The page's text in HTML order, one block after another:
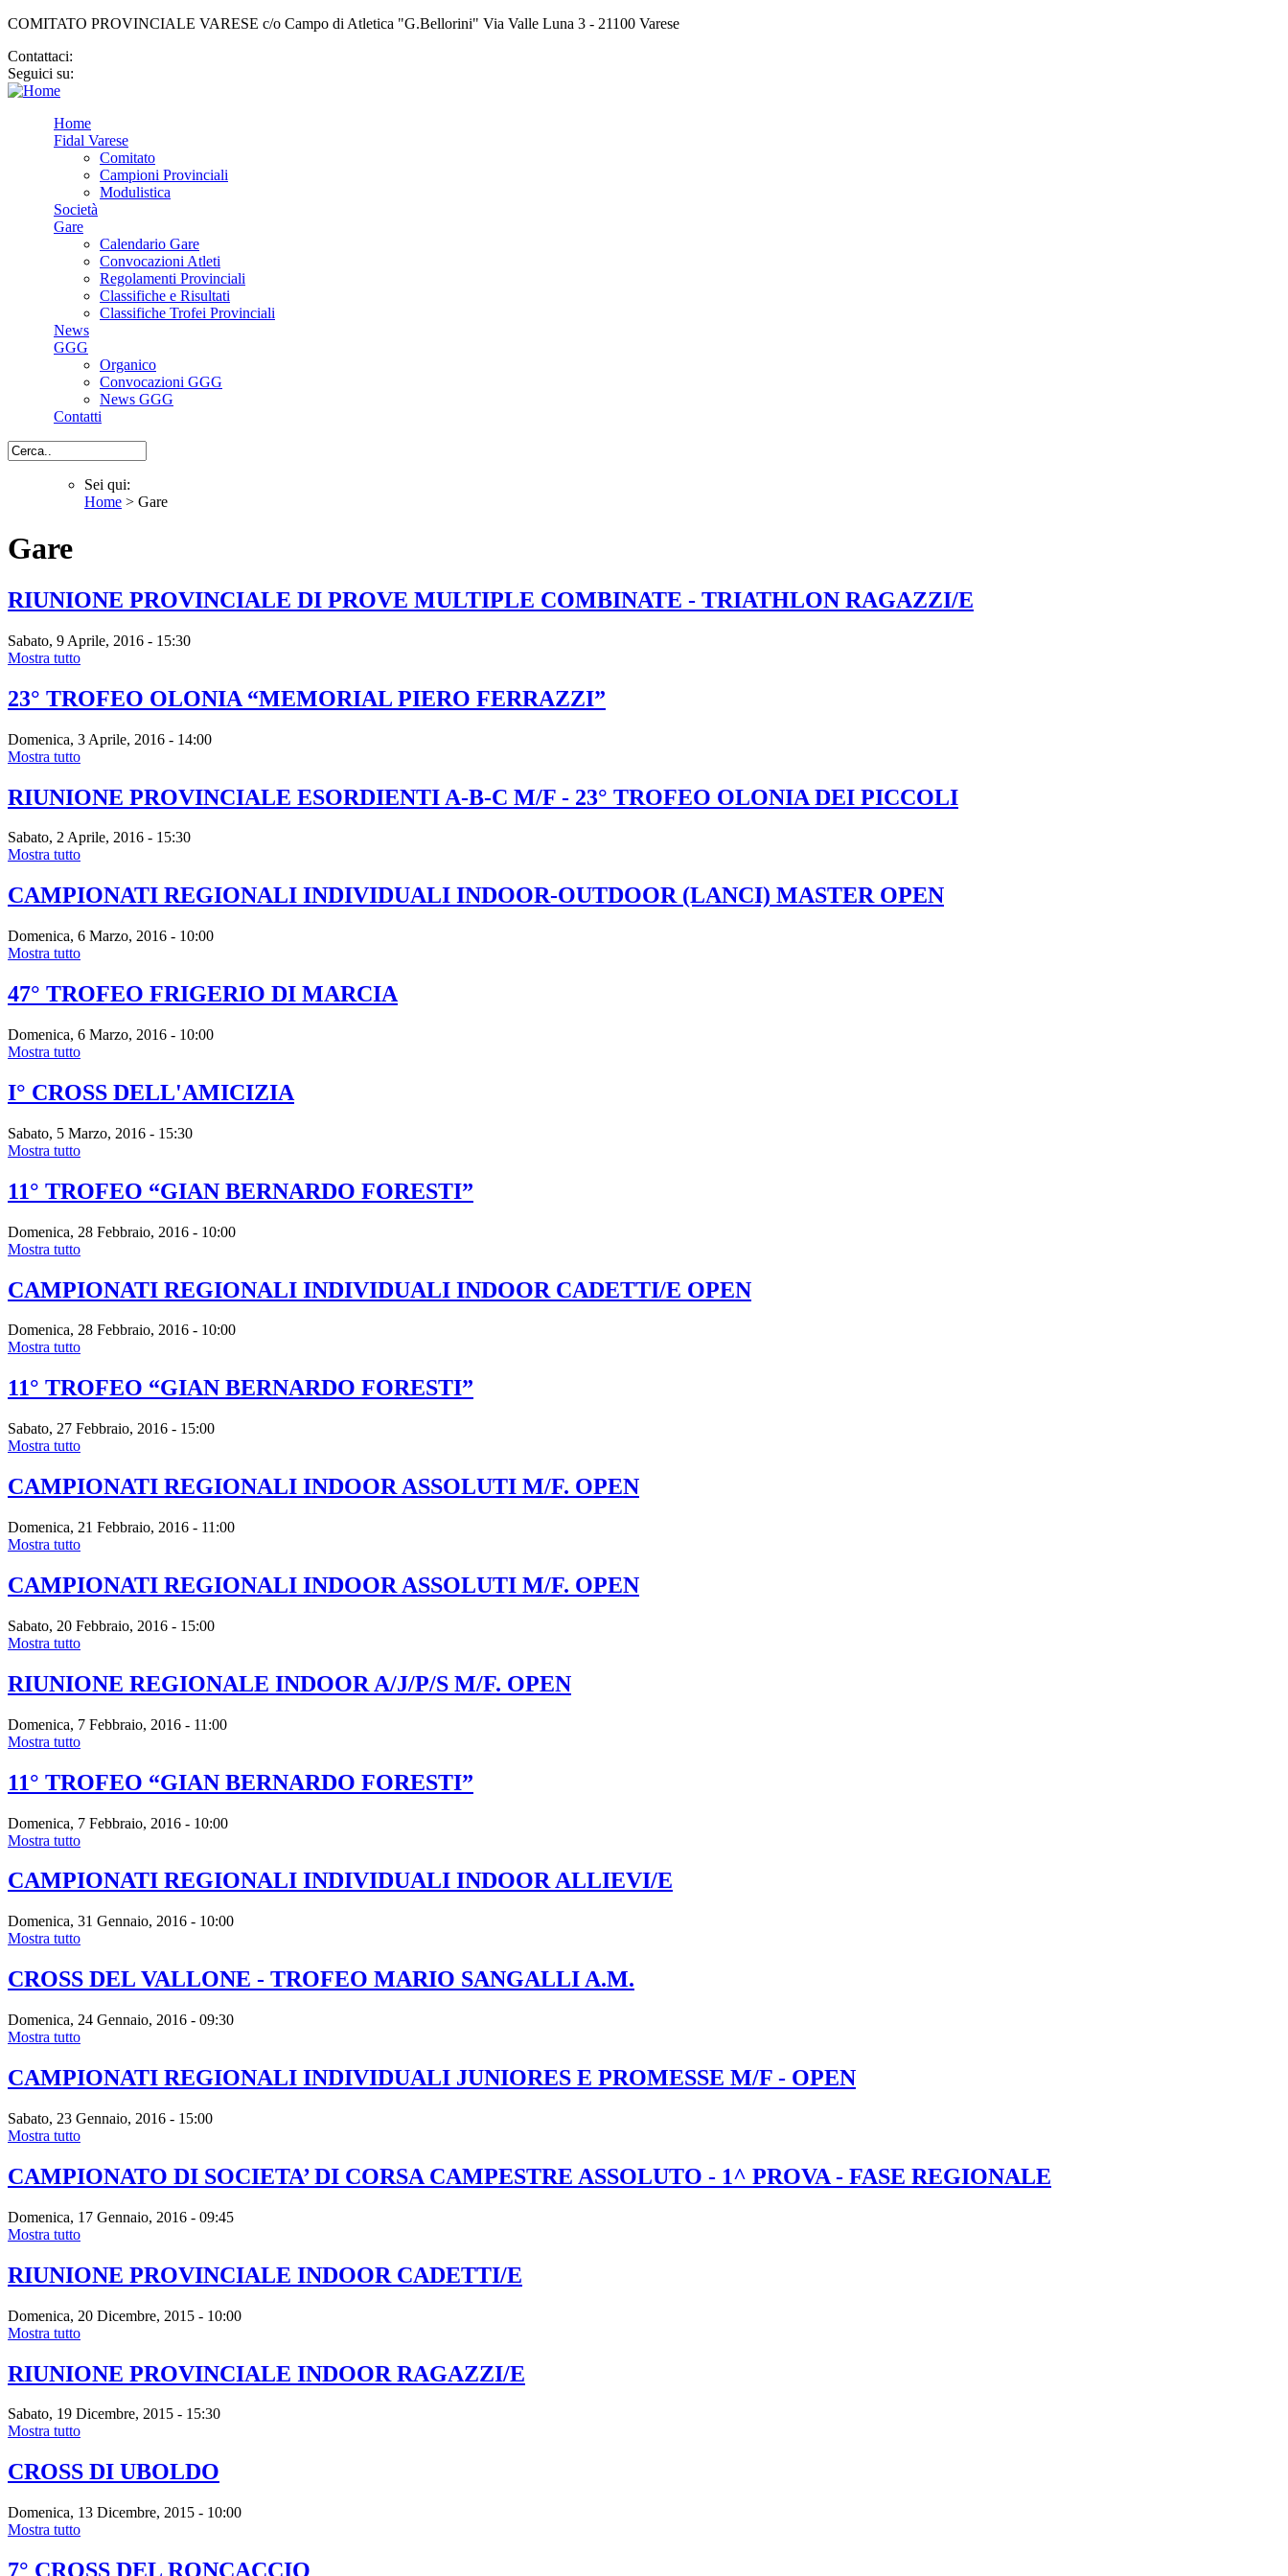
COMITATO PROVINCIALE VARESE c/o Campo di Atletica "G.Bellorini" Via Valle Luna 3 - 21100 Varese
Contattaci:
Seguici su:
Home
Fidal Varese
Comitato
Campioni Provinciali
Modulistica
Società
Gare
Calendario Gare
Convocazioni Atleti
Regolamenti Provinciali
Classifiche e Risultati
Classifiche Trofei Provinciali
News
GGG
Organico
Convocazioni GGG
News GGG
Contatti
Cerca
Sei qui
Sei qui:
Home > Gare
Gare
RIUNIONE PROVINCIALE DI PROVE MULTIPLE COMBINATE - TRIATHLON RAGAZZI/E
Sabato, 9 Aprile, 2016 - 15:30
Mostra tutto
23° TROFEO OLONIA “MEMORIAL PIERO FERRAZZI”
Domenica, 3 Aprile, 2016 - 14:00
Mostra tutto
RIUNIONE PROVINCIALE ESORDIENTI A-B-C M/F - 23° TROFEO OLONIA DEI PICCOLI
Sabato, 2 Aprile, 2016 - 15:30
Mostra tutto
CAMPIONATI REGIONALI INDIVIDUALI INDOOR-OUTDOOR (LANCI) MASTER OPEN
Domenica, 6 Marzo, 2016 - 10:00
Mostra tutto
47° TROFEO FRIGERIO DI MARCIA
Domenica, 6 Marzo, 2016 - 10:00
Mostra tutto
I° CROSS DELL'AMICIZIA
Sabato, 5 Marzo, 2016 - 15:30
Mostra tutto
11° TROFEO “GIAN BERNARDO FORESTI”
Domenica, 28 Febbraio, 2016 - 10:00
Mostra tutto
CAMPIONATI REGIONALI INDIVIDUALI INDOOR CADETTI/E OPEN
Domenica, 28 Febbraio, 2016 - 10:00
Mostra tutto
11° TROFEO “GIAN BERNARDO FORESTI”
Sabato, 27 Febbraio, 2016 - 15:00
Mostra tutto
CAMPIONATI REGIONALI INDOOR ASSOLUTI M/F. OPEN
Domenica, 21 Febbraio, 2016 - 11:00
Mostra tutto
CAMPIONATI REGIONALI INDOOR ASSOLUTI M/F. OPEN
Sabato, 20 Febbraio, 2016 - 15:00
Mostra tutto
RIUNIONE REGIONALE INDOOR A/J/P/S M/F. OPEN
Domenica, 7 Febbraio, 2016 - 11:00
Mostra tutto
11° TROFEO “GIAN BERNARDO FORESTI”
Domenica, 7 Febbraio, 2016 - 10:00
Mostra tutto
CAMPIONATI REGIONALI INDIVIDUALI INDOOR ALLIEVI/E
Domenica, 31 Gennaio, 2016 - 10:00
Mostra tutto
CROSS DEL VALLONE - TROFEO MARIO SANGALLI A.M.
Domenica, 24 Gennaio, 2016 - 09:30
Mostra tutto
CAMPIONATI REGIONALI INDIVIDUALI JUNIORES E PROMESSE M/F - OPEN
Sabato, 23 Gennaio, 2016 - 15:00
Mostra tutto
CAMPIONATO DI SOCIETA’ DI CORSA CAMPESTRE ASSOLUTO - 1^ PROVA - FASE REGIONALE
Domenica, 17 Gennaio, 2016 - 09:45
Mostra tutto
RIUNIONE PROVINCIALE INDOOR CADETTI/E
Domenica, 20 Dicembre, 2015 - 10:00
Mostra tutto
RIUNIONE PROVINCIALE INDOOR RAGAZZI/E
Sabato, 19 Dicembre, 2015 - 15:30
Mostra tutto
CROSS DI UBOLDO
Domenica, 13 Dicembre, 2015 - 10:00
Mostra tutto
7° CROSS DEL RONCACCIO